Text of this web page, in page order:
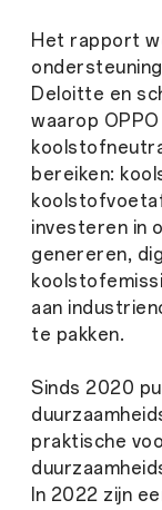
Het rapport
Deloitte en
waarop
bereiken:
investeren in
genereren,
aan
te pakken.
Sinds 2020
praktische
In 2022 zijn